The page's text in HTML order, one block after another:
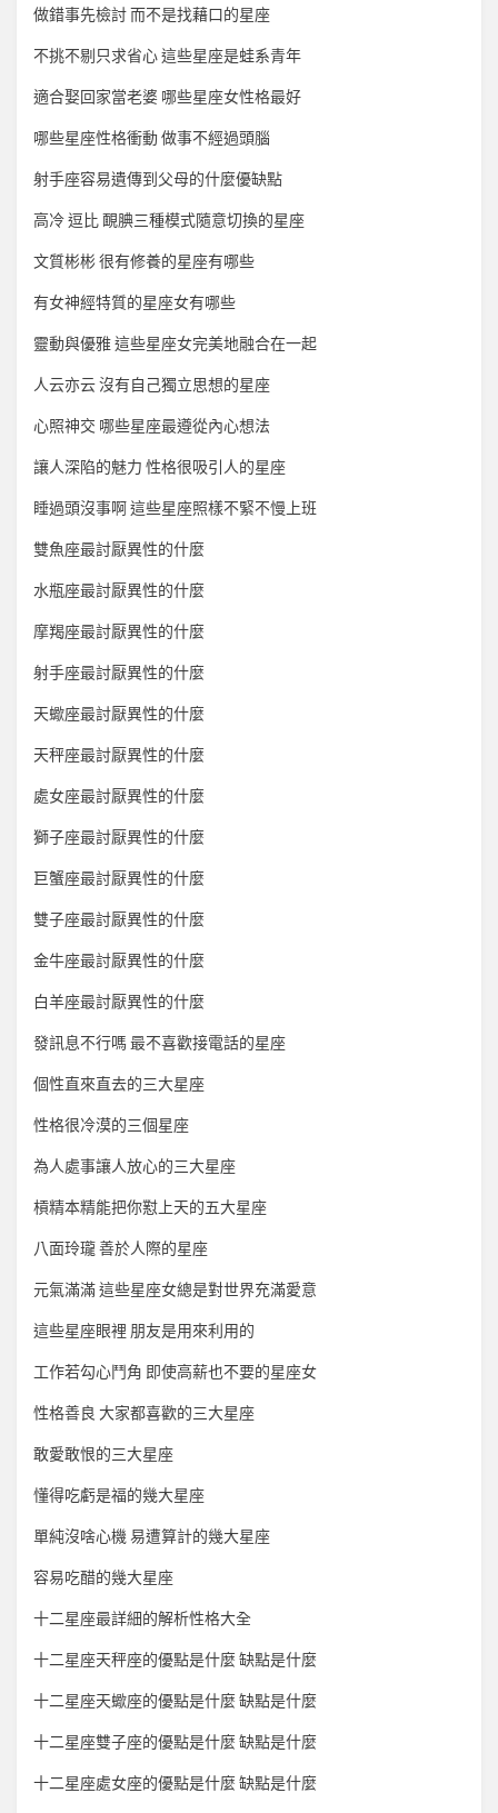
做錯事先檢討 而不是找藉口的星座
不挑不剔只求省心 這些星座是蛙系青年
適合娶回家當老婆 哪些星座女性格最好
哪些星座性格衝動 做事不經過頭腦
射手座容易遺傳到父母的什麼優缺點
高冷 逗比 靦腆三種模式隨意切換的星座
文質彬彬 很有修養的星座有哪些
有女神經特質的星座女有哪些
靈動與優雅 這些星座女完美地融合在一起
人云亦云 沒有自己獨立思想的星座
心照神交 哪些星座最遵從內心想法
讓人深陷的魅力 性格很吸引人的星座
睡過頭沒事啊 這些星座照樣不緊不慢上班
雙魚座最討厭異性的什麼
水瓶座最討厭異性的什麼
摩羯座最討厭異性的什麼
射手座最討厭異性的什麼
天蠍座最討厭異性的什麼
天秤座最討厭異性的什麼
處女座最討厭異性的什麼
獅子座最討厭異性的什麼
巨蟹座最討厭異性的什麼
雙子座最討厭異性的什麼
金牛座最討厭異性的什麼
白羊座最討厭異性的什麼
發訊息不行嗎 最不喜歡接電話的星座
個性直來直去的三大星座
性格很冷漠的三個星座
為人處事讓人放心的三大星座
槓精本精能把你懟上天的五大星座
八面玲瓏 善於人際的星座
元氣滿滿 這些星座女總是對世界充滿愛意
這些星座眼裡 朋友是用來利用的
工作若勾心鬥角 即使高薪也不要的星座女
性格善良 大家都喜歡的三大星座
敢愛敢恨的三大星座
懂得吃虧是福的幾大星座
單純沒啥心機 易遭算計的幾大星座
容易吃醋的幾大星座
十二星座最詳細的解析性格大全
十二星座天秤座的優點是什麼 缺點是什麼
十二星座天蠍座的優點是什麼 缺點是什麼
十二星座雙子座的優點是什麼 缺點是什麼
十二星座處女座的優點是什麼 缺點是什麼